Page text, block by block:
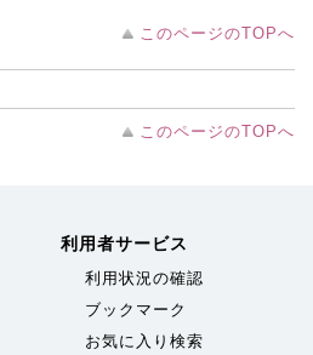
このページのTOPへ
このページのTOPへ
利用者サービス
利用状況の確認
ブックマーク
お気に入り検索